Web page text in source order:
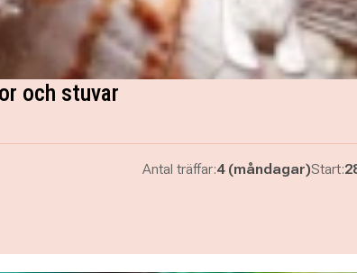
och stuvar
Antal träffar:4 (måndagar)Start: